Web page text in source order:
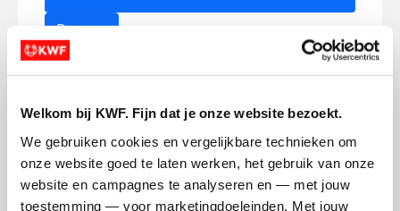
Welkom bij KWF. Fijn dat je onze website bezoekt.
We gebruiken cookies en vergelijkbare technieken om
onze website goed te laten werken, het gebruik van onze
website en campagnes te analyseren en — met jouw
toestemming — voor marketingdoeleinden. Met jouw
Doneer
Vera's badges